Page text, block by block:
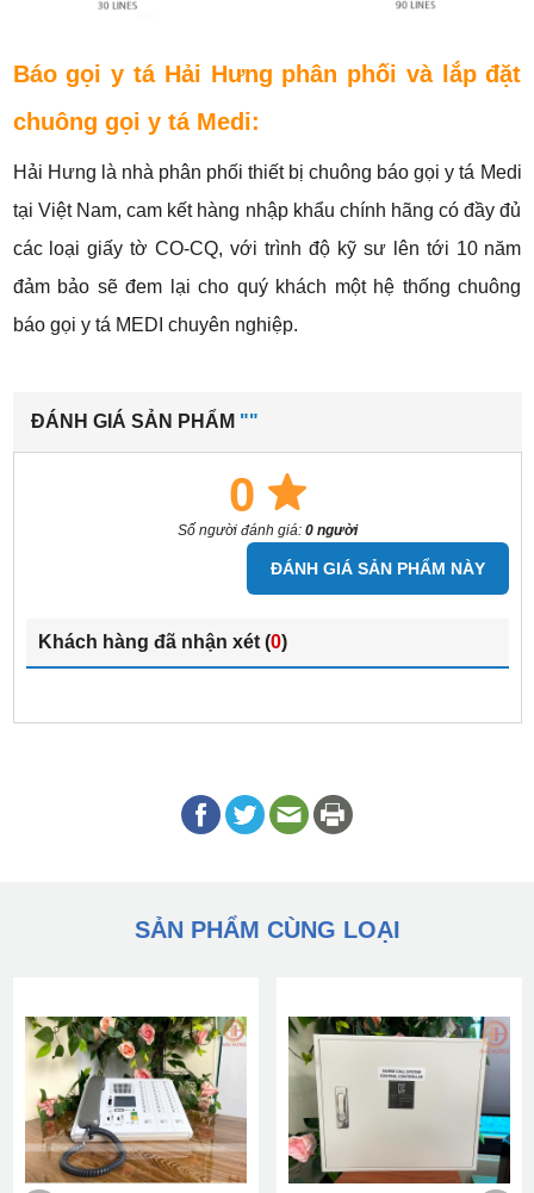
Báo gọi y tá Hải Hưng phân phối và lắp đặt
chuông gọi y tá Medi:
Hải Hưng là nhà phân phối thiết bị chuông báo gọi y tá Medi
tại Việt Nam, cam kết hàng nhập khẩu chính hãng có đầy đủ
các loại giấy tờ CO-CQ, với trình độ kỹ sư lên tới 10 năm
đảm bảo sẽ đem lại cho quý khách một hệ thống chuông
báo gọi y tá MEDI chuyên nghiệp.
ĐÁNH GIÁ SẢN PHẨM ""
0
Số người đánh giá: 0 người
ĐÁNH GIÁ SẢN PHẨM NÀY
Khách hàng đã nhận xét (0)
SẢN PHẨM CÙNG LOẠI